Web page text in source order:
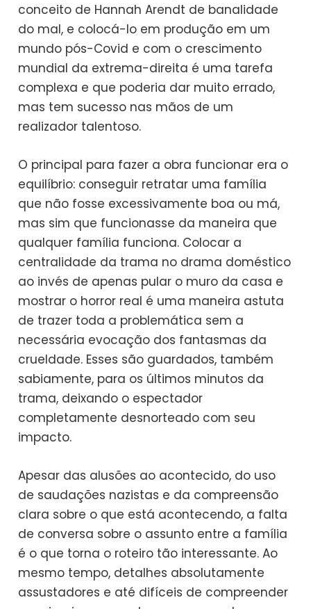
conceito de Hannah Arendt de banalidade
do mal, e colocá-lo em produção em um
mundo pós-Covid e com o crescimento
mundial da extrema-direita é uma tarefa
complexa e que poderia dar muito errado,
mas tem sucesso nas mãos de um
realizador talentoso.
O principal para fazer a obra funcionar era o
equilíbrio: conseguir retratar uma família
que não fosse excessivamente boa ou má,
mas sim que funcionasse da maneira que
qualquer família funciona. Colocar a
centralidade da trama no drama doméstico
ao invés de apenas pular o muro da casa e
mostrar o horror real é uma maneira astuta
de trazer toda a problemática sem a
necessária evocação dos fantasmas da
crueldade. Esses são guardados, também
sabiamente, para os últimos minutos da
trama, deixando o espectador
completamente desnorteado com seu
impacto.
Apesar das alusões ao acontecido, do uso
de saudações nazistas e da compreensão
clara sobre o que está acontecendo, a falta
de conversa sobre o assunto entre a família
é o que torna o roteiro tão interessante. Ao
mesmo tempo, detalhes absolutamente
assustadores e até difíceis de compreender